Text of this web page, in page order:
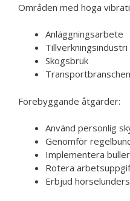
Områden med höga
Anläggningsarbete
Tillverkningsindustri
Skogsbruk
Transportbranschen
Förebyggande åtgärder:
Använd personlig
Genomför
Implementera
Rotera
Erbjud